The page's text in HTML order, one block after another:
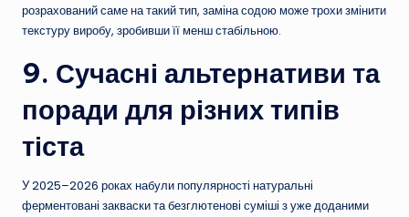
розрахований саме на такий тип, заміна содою може трохи змінити
текстуру виробу, зробивши її менш стабільною.
9. Сучасні альтернативи та
поради для різних типів
тіста
У 2025–2026 роках набули популярності натуральні
ферментовані закваски та безглютенові суміші з уже доданими